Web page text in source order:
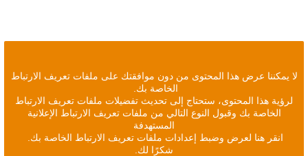
لا يمكننا عرض هذا المحتوى من دون موافقتك على ملفات تعريف الارتباط
الخاصة بك.
لرؤية هذا المحتوى، ستحتاج إلى تحديث تفضيلات ملفات تعريف الارتباط
الخاصة بك وقبول النوع التالي من ملفات تعريف الارتباط الإعلانية
المستهدفة
انقر هنا لعرض وضبط إعدادات ملفات تعريف الارتباط الخاصة بك.
شكرًا لك.